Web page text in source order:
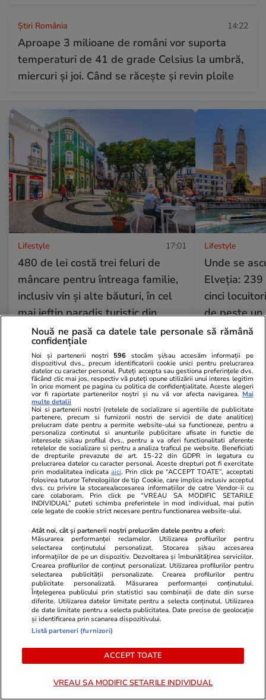
Știri România 14:22
Aproape 3 milioane de români vor suporta
temperaturi de 41 de grade Celsius la umbră,
miercuri și joi. Când se răcește și revin ploile
Lifestyle 17:01
480 de lei costă trei feluri de
mâncare pentru întreaga familie,
inclusiv vin și alte băuturi, în cel
mai ieftin paradis turistic din
Europa
Lifestyle
Unde se
Elveția:
cinci
de peste un
elvețieni
Lifestyle 01 aug.
Cum se face cafeaua la presa
franceză – cum funcționează și
care sunt avantajele
Lifestyle 15 iul.
Combinaţii răcoritoare de apă
cu fructe şi plante aromatice
pentru vară
Lifestyle
Cum coci vinetele la bloc, fără
să umpli casa de fum
Nouă ne pasă ca datele tale personale să rămână
confidențiale
Noi și partenerii noștri 596 stocăm și/sau accesăm informații pe
dispozitivul dvs., precum identificatorii cookie unici pentru prelucrarea
datelor cu caracter personal. Puteți accepta sau gestiona preferințele dvs.
făcând clic mai jos, respectiv vă puteți opune utilizării unui interes legitim
în orice moment pe pagina cu politica de confidențialitate. Aceste alegeri
vor fi raportate partenerilor noștri și nu vă vor afecta navigarea. Mai
multe detalii
Noi si partenerii nostri (retelele de socializare si agentiile de publicitate
partenere, precum si furnizorii nostri de servicii de date analitice)
prelucram date pentru a permite website-ului sa functioneze, pentru a
personaliza continutul si anunturile publicitare afisate in functie de
interesele si/sau profilul dvs., pentru a va oferi functionalitati aferente
retelelor de socializare si pentru a analiza traficul pe website. Beneficiati
de drepturile prevazute de art. 15-22 din GDPR in legatura cu
prelucrarea datelor cu caracter personal. Aceste drepturi pot fi exercitate
prin modalitatea indicataaici. Prin click pe “ACCEPT TOATE”, acceptati
folosirea tuturor Tehnologiilor de tip Cookie, care implica inclusiv acceptul
dvs. cu privire la stocarea/accesarea informatiilor de catre Vendor-ii cu
care colaboram. Prin click pe “VREAU SA MODIFIC SETARILE
INDIVIDUAL” puteti schimba preferintele in mod individual, mai putin
cele legate de cookie strict necesare pentru functionarea website-ului.
Atât noi, cât și partenerii noștri prelucrăm datele pentru a oferi:
Măsurarea performanței reclamelor. Utilizarea profilurilor pentru
selectarea conținutului personalizat. Stocarea și/sau accesarea
informațiilor de pe un dispozitiv. Dezvoltarea și îmbunătățirea serviciilor.
Crearea profilurilor de conținut personalizat. Utilizarea profilurilor pentru
selectarea publicității personalizate. Crearea profilurilor pentru
publicitate personalizată. Măsurarea performanței conținutului.
Înțelegerea publicului prin statistici sau combinații de date din surse
diferite. Utilizarea datelor limitate pentru a selecta conținutul. Utilizarea
de date limitate pentru a selecta publicitatea. Date precise de geolocație
și identificarea prin scanarea dispozitivului.
Listă parteneri (furnizori)
ACCEPT TOATE
VREAU SA MODIFIC SETARILE INDIVIDUAL